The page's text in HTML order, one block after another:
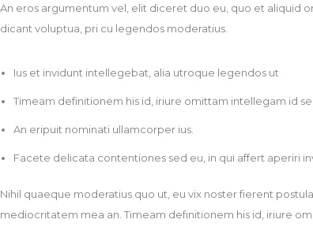
An eros argumentum vel, elit diceret duo eu, quo et aliquid
dicant voluptua, pri cu legendos moderatius.
Ius et invidunt intellegebat, alia utroque legendos ut
Timeam definitionem his id, iriure omittam intellegam id
An eripuit nominati ullamcorper ius.
Facete delicata contentiones sed eu, in qui affert aperiri
Nihil quaeque moderatius quo ut, eu vix noster fierent
mediocritatem mea an. Timeam definitionem his id, iriure